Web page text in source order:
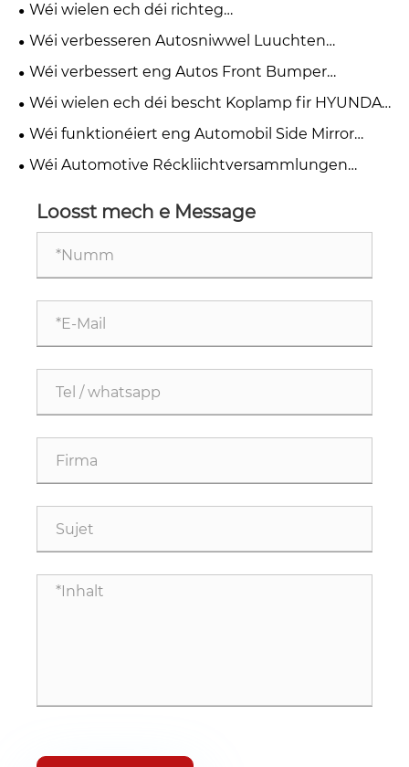
Wéi wielen ech déi richteg
Scheinwerferversammlung fir Hyundai H1 2018 fir
Wéi verbesseren Autosniwwel Luuchten
Assemblée Fuersécherheet a Gefier Leeschtung?
Wéi verbessert eng Autos Front Bumper
Assemblée Gefier Sécherheet a Leeschtung?
Wéi wielen ech déi bescht Koplamp fir HYUNDAI
CRETA
Wéi funktionéiert eng Automobil Side Mirror
Assemblée?
Wéi Automotive Réckliichtversammlungen
Loosst mech e Message